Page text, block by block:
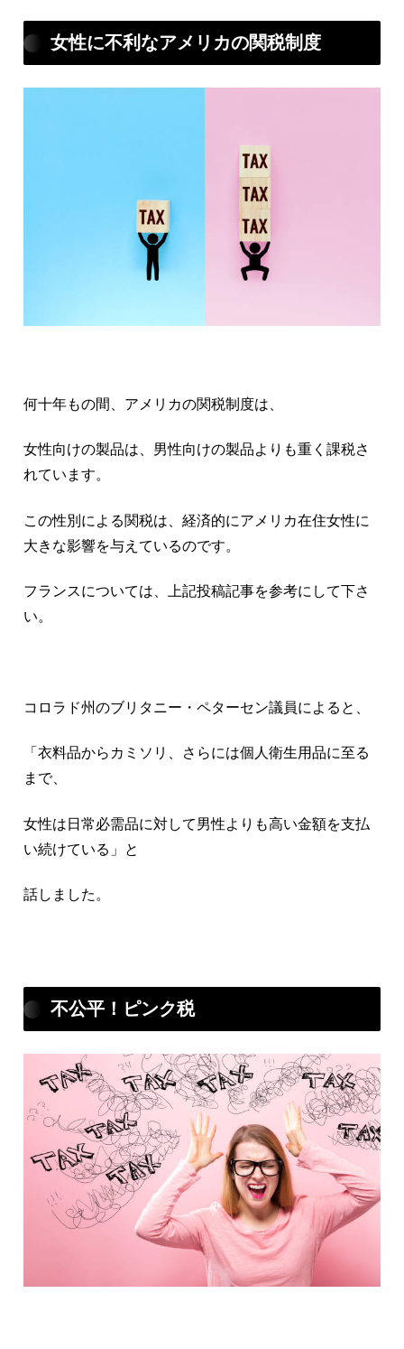
女性に不利なアメリカの関税制度
何十年もの間、アメリカの関税制度は、
女性向けの製品は、男性向けの製品よりも重く課税さ
れています。
この性別による関税は、経済的にアメリカ在住女性に
大きな影響を与えているのです。
フランスについては、上記投稿記事を参考にして下さ
い。
コロラド州のブリタニー・ペターセン議員によると、
「衣料品からカミソリ、さらには個人衛生用品に至る
まで、
女性は日常必需品に対して男性よりも高い金額を支払
い続けている」と
話しました。
不公平！ピンク税